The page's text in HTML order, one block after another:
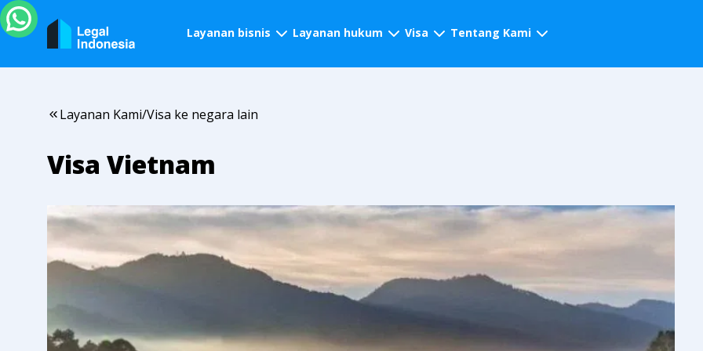
Layanan bisnis Layanan hukum Visa Tentang Kami
Layanan Kami/Visa ke negara lain
Visa Vietnam